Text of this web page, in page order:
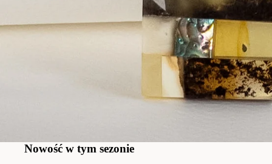
Nowość w tym sezonie